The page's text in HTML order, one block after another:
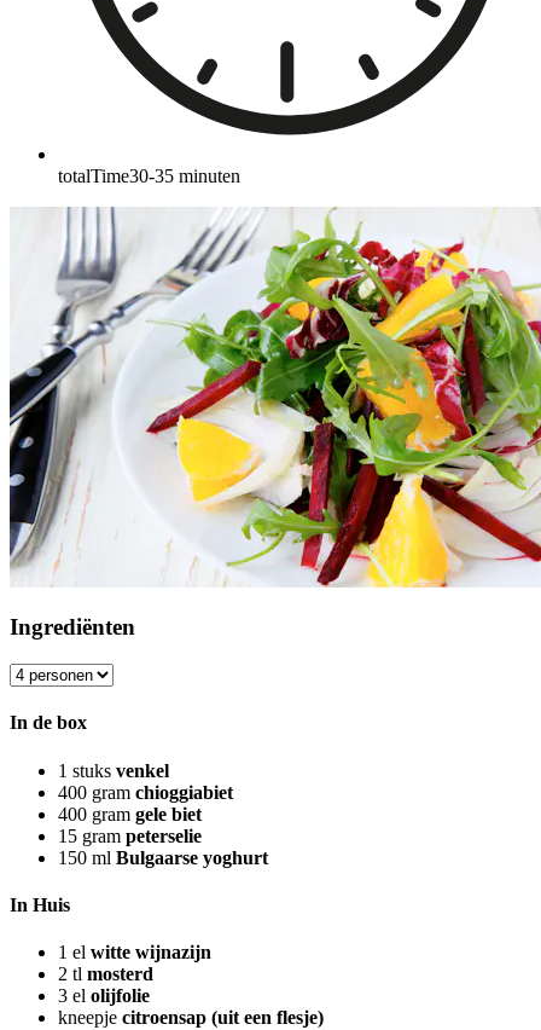
totalTime30-35 minuten
Ingrediënten
In de box
1 stuks venkel
400 gram chioggiabiet
400 gram gele biet
15 gram peterselie
150 ml Bulgaarse yoghurt
In Huis
1 el witte wijnazijn
2 tl mosterd
3 el olijfolie
kneepje citroensap (uit een flesje)